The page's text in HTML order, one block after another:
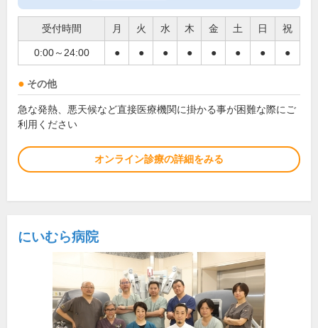
受付時間 月 火 水 木 金 土 日 祝
0:00～24:00 ● ● ● ● ● ● ● ●
その他
急な発熱、悪天候など直接医療機関に掛かる事が困難な際にご
利用ください
オンライン診療の詳細をみる
にいむら病院